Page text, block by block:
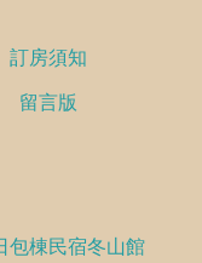
訂房須知
留言版
包棟民宿冬山館